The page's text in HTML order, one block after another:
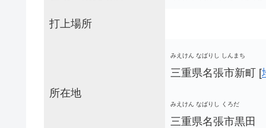
打上場所
所在地
みえけん なばりし しんまち
三重県名張市新町 [
みえけん なばりし くろだ
三重県名張市黒田